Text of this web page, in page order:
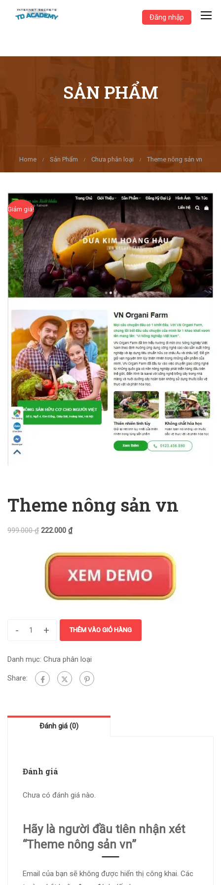
Đăng nhập
SẢN PHẨM
Home Sản Phẩm Chưa phân loại Theme nông sản vn
Giảm giá!
Theme nông sản vn
999.000₫ 222.000 ₫
- + THÊM VÀO GIỎ HÀNG
Danh mục: Chưa phân loại
Share:
Đánh giá (0)
Đánh giá
Chưa có đánh giá nào.
Hãy là người đầu tiên nhận xét
“Theme nông sản vn”
Email của bạn sẽ không được hiển thị công khai. Các